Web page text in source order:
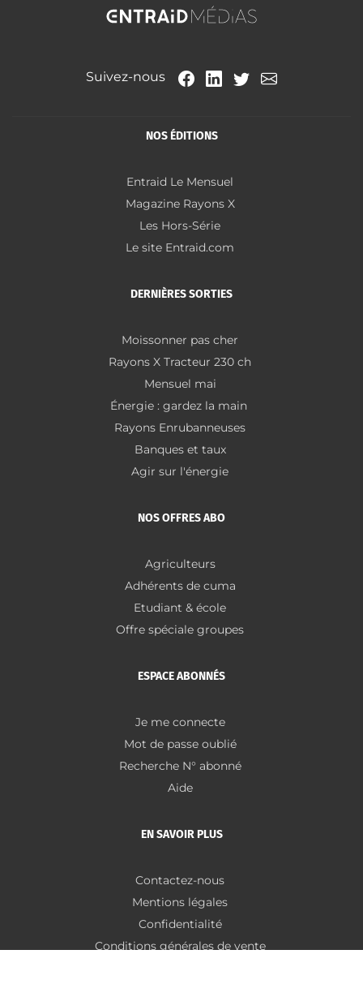
Suivez-nous
NOS ÉDITIONS
Entraid Le Mensuel
Magazine Rayons X
Les Hors-Série
Le site Entraid.com
DERNIÈRES SORTIES
Moissonner pas cher
Rayons X Tracteur 230 ch
Mensuel mai
Énergie : gardez la main
Rayons Enrubanneuses
Banques et taux
Agir sur l'énergie
NOS OFFRES ABO
Agriculteurs
Adhérents de cuma
Etudiant & école
Offre spéciale groupes
ESPACE ABONNÉS
Je me connecte
Mot de passe oublié
Recherche N° abonné
Aide
EN SAVOIR PLUS
Contactez-nous
Mentions légales
Confidentialité
Conditions générales de vente